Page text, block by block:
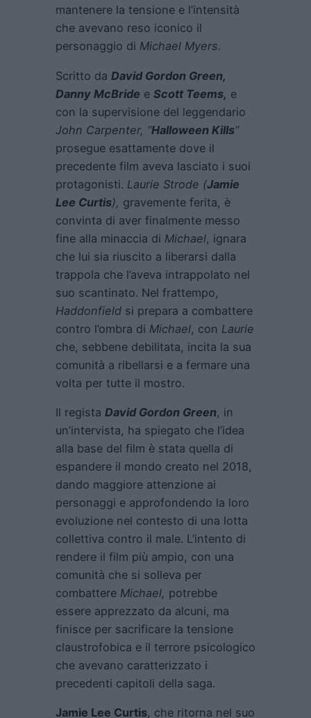
mantenere la tensione e l’intensità
che avevano reso iconico il
personaggio di Michael Myers.
Scritto da David Gordon Green,
Danny McBride e Scott Teems, e
con la supervisione del leggendario
John Carpenter, “Halloween Kills“
prosegue esattamente dove il
precedente film aveva lasciato i suoi
protagonisti. Laurie Strode (Jamie
Lee Curtis), gravemente ferita, è
convinta di aver finalmente messo
fine alla minaccia di Michael, ignara
che lui sia riuscito a liberarsi dalla
trappola che l’aveva intrappolato nel
suo scantinato. Nel frattempo,
Haddonfield si prepara a combattere
contro l’ombra di Michael, con Laurie
che, sebbene debilitata, incita la sua
comunità a ribellarsi e a fermare una
volta per tutte il mostro.
Il regista David Gordon Green, in
un’intervista, ha spiegato che l’idea
alla base del film è stata quella di
espandere il mondo creato nel 2018,
dando maggiore attenzione ai
personaggi e approfondendo la loro
evoluzione nel contesto di una lotta
collettiva contro il male. L’intento di
rendere il film più ampio, con una
comunità che si solleva per
combattere Michael, potrebbe
essere apprezzato da alcuni, ma
finisce per sacrificare la tensione
claustrofobica e il terrore psicologico
che avevano caratterizzato i
precedenti capitoli della saga.
Jamie Lee Curtis, che ritorna nel suo